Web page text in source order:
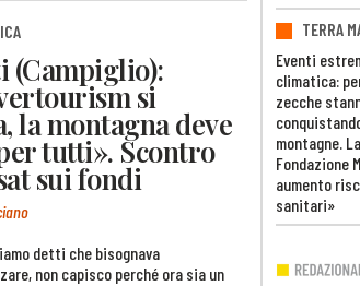
(Campiglio):
si
la montagna deve
tutti». Scontro
sui fondi
detti che bisognava
non capisco perché ora sia un
TERRA
Eventi
climatica:
zecche
montagne. La
Fondazione
aumento
sanitari»